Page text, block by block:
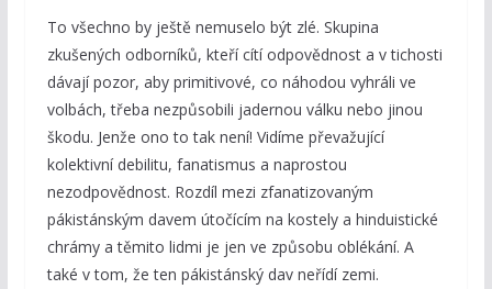
To všechno by ještě nemuselo být zlé. Skupina
zkušených odborníků, kteří cítí odpovědnost a v tichosti
dávají pozor, aby primitivové, co náhodou vyhráli ve
volbách, třeba nezpůsobili jadernou válku nebo jinou
škodu. Jenže ono to tak není! Vidíme převažující
kolektivní debilitu, fanatismus a naprostou
nezodpovědnost. Rozdíl mezi zfanatizovaným
pákistánským davem útočícím na kostely a hinduistické
chrámy a těmito lidmi je jen ve způsobu oblékání. A
také v tom, že ten pákistánský dav neřídí zemi.